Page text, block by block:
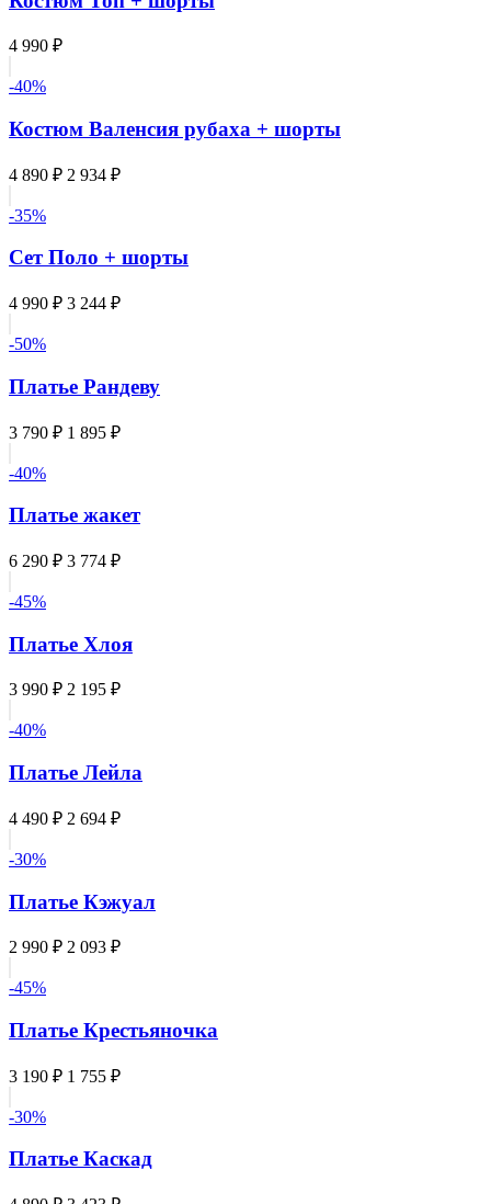
4 990 ₽
-40%
Костюм Валенсия рубаха + шорты
4 890 ₽ 2 934 ₽
-35%
Сет Поло + шорты
4 990 ₽ 3 244 ₽
-50%
Платье Рандеву
3 790 ₽ 1 895 ₽
-40%
Платье жакет
6 290 ₽ 3 774 ₽
-45%
Платье Хлоя
3 990 ₽ 2 195 ₽
-40%
Платье Лейла
4 490 ₽ 2 694 ₽
-30%
Платье Кэжуал
2 990 ₽ 2 093 ₽
-45%
Платье Крестьяночка
3 190 ₽ 1 755 ₽
-30%
Платье Каскад